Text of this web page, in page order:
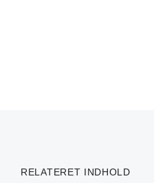
RELATERET INDHOLD